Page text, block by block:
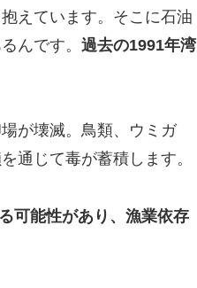
えています。そこに石油
んです。 過去の1991年湾
が壊滅。鳥類、ウミガ
通じて毒が蓄積します。
可能性があり、漁業依存